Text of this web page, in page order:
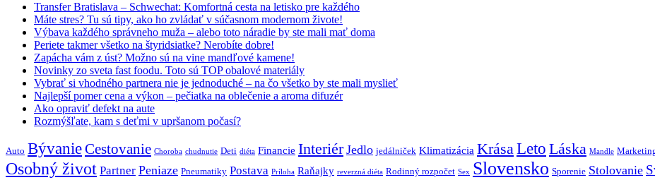
Transfer Bratislava – Schwechat: Komfortná cesta na letisko pre každého
Máte stres? Tu sú tipy, ako ho zvládať v súčasnom modernom živote!
Výbava každého správneho muža – alebo toto náradie by ste mali mať doma
Periete takmer všetko na štyridsiatke? Nerobíte dobre!
Zapácha vám z úst? Možno sú na vine mandľové kamene!
Novinky zo sveta fast foodu. Toto sú TOP obalové materiály
Vybrať si vhodného partnera nie je jednoduché – na čo všetko by ste mali myslieť
Najlepší pomer cena a výkon – pečiatka na oblečenie a aroma difuzér
Ako opraviť defekt na aute
Rozmýšľate, kam s deťmi v upršanom počasí?
Auto BývanieCestovanie Choroba chudnutie Deti diéta Financie Interiér Jedlo jedálniček Klimatizácia KrásaLeto Láska Mandle
Osobný život Partner Peniaze Pneumatiky Postava Príloha Raňajky reverzná diéta Rodinný rozpočet Sex Slovensko Sporenie Stolovanie